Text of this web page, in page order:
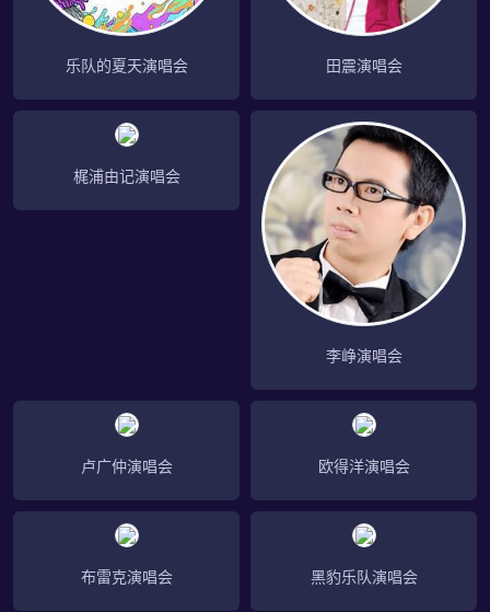
乐队的夏天演唱会 田震演唱会
梶浦由记演唱会
李峥演唱会
卢广仲演唱会 欧得洋演唱会
布雷克演唱会 黑豹乐队演唱会